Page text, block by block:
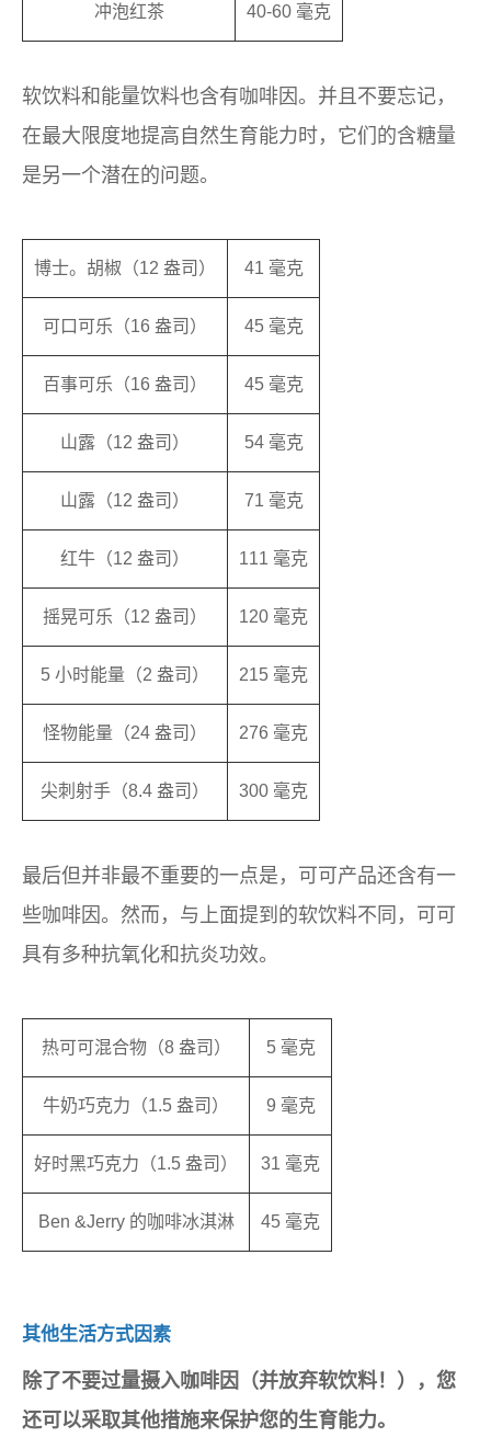
冲泡红茶 40-60 毫克
软饮料和能量饮料也含有咖啡因。并且不要忘记，
在最大限度地提高自然生育能力时，它们的含糖量
是另一个潜在的问题。
博士。胡椒（12 盎司） 41 毫克
可口可乐（16 盎司） 45 毫克
百事可乐（16 盎司） 45 毫克
山露（12 盎司） 54 毫克
山露（12 盎司） 71 毫克
红牛（12 盎司） 111 毫克
摇晃可乐（12 盎司） 120 毫克
5 小时能量（2 盎司） 215 毫克
怪物能量（24 盎司） 276 毫克
尖刺射手（8.4 盎司） 300 毫克
最后但并非最不重要的一点是，可可产品还含有一
些咖啡因。然而，与上面提到的软饮料不同，可可
具有多种抗氧化和抗炎功效。
热可可混合物（8 盎司） 5 毫克
牛奶巧克力（1.5 盎司） 9 毫克
好时黑巧克力（1.5 盎司） 31 毫克
Ben &Jerry 的咖啡冰淇淋 45 毫克
其他生活方式因素
除了不要过量摄入咖啡因（并放弃软饮料！），您
还可以采取其他措施来保护您的生育能力。